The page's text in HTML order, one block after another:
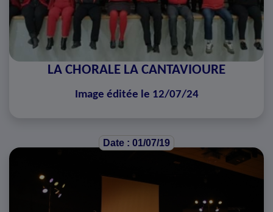
LA CHORALE LA CANTAVIOURE
Image éditée le 12/07/24
Date : 01/07/19